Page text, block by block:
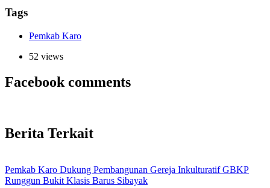
Tags
Pemkab Karo
52 views
Facebook comments
Berita Terkait
Pemkab Karo Dukung Pembangunan Gereja Inkulturatif GBKP
Runggun Bukit Klasis Barus Sibayak